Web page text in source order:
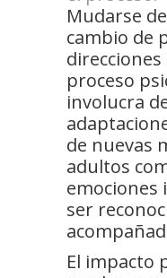
Mudarse
cambio de
proceso
involucra
de nuevas
adultos
emociones
ser
El impacto